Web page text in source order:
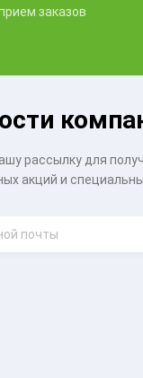
заказов
рассылку для
акций и